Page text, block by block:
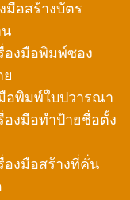
มือสร้างบัตร
องมือพิมพ์ซอง
อพิมพ์ใบปวารณา
องมือทำป้ายชื่อตั้ง
องมือสร้างที่คั่น